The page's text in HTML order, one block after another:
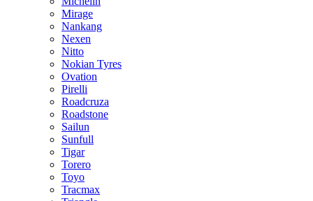
Mirage
Nankang
Nexen
Nitto
Nokian Tyres
Ovation
Pirelli
Roadcruza
Roadstone
Sailun
Sunfull
Tigar
Torero
Toyo
Tracmax